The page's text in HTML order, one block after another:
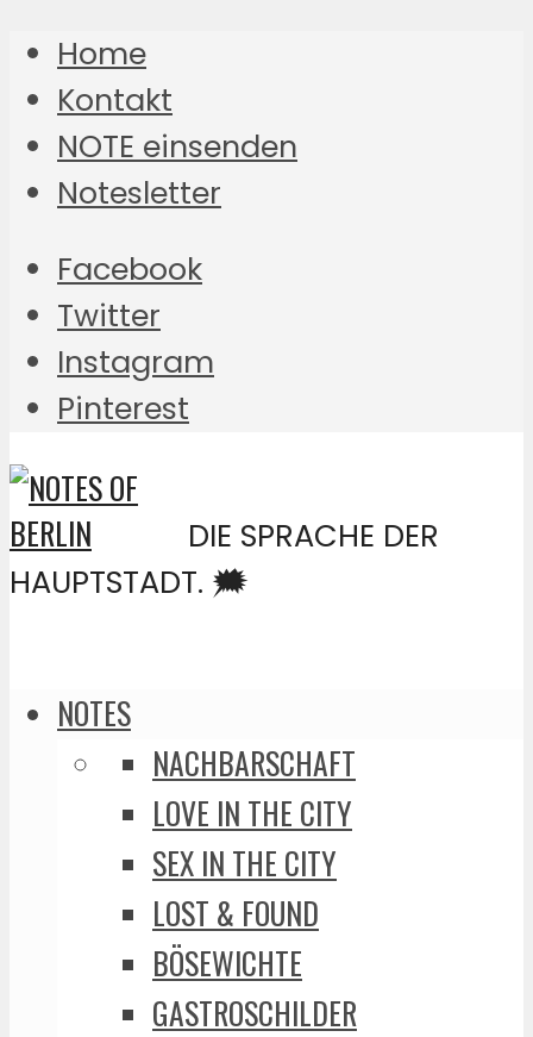
Home
Kontakt
NOTE einsenden
Notesletter
Facebook
Twitter
Instagram
Pinterest
DIE SPRACHE DER
HAUPTSTADT. 🗯️
NOTES
NACHBARSCHAFT
LOVE IN THE CITY
SEX IN THE CITY
LOST & FOUND
BÖSEWICHTE
GASTROSCHILDER